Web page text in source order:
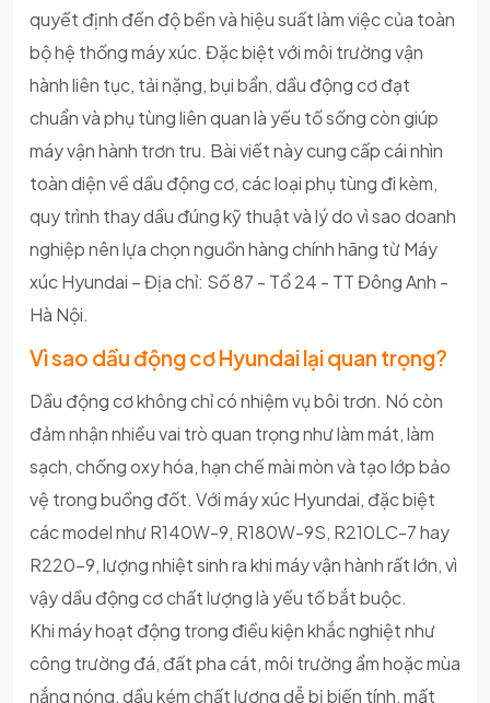
quyết định đến độ bền và hiệu suất làm việc của toàn
bộ hệ thống máy xúc. Đặc biệt với môi trường vận
hành liên tục, tải nặng, bụi bẩn, dầu động cơ đạt
chuẩn và phụ tùng liên quan là yếu tố sống còn giúp
máy vận hành trơn tru. Bài viết này cung cấp cái nhìn
toàn diện về dầu động cơ, các loại phụ tùng đi kèm,
quy trình thay dầu đúng kỹ thuật và lý do vì sao doanh
nghiệp nên lựa chọn nguồn hàng chính hãng từ Máy
xúc Hyundai – Địa chỉ: Số 87 - Tổ 24 - TT Đông Anh -
Hà Nội.
Vì sao dầu động cơ Hyundai lại quan trọng?
Dầu động cơ không chỉ có nhiệm vụ bôi trơn. Nó còn
đảm nhận nhiều vai trò quan trọng như làm mát, làm
sạch, chống oxy hóa, hạn chế mài mòn và tạo lớp bảo
vệ trong buồng đốt. Với máy xúc Hyundai, đặc biệt
các model như R140W-9, R180W-9S, R210LC-7 hay
R220-9, lượng nhiệt sinh ra khi máy vận hành rất lớn, vì
vậy dầu động cơ chất lượng là yếu tố bắt buộc.
Khi máy hoạt động trong điều kiện khắc nghiệt như
công trường đá, đất pha cát, môi trường ẩm hoặc mùa
nắng nóng, dầu kém chất lượng dễ bị biến tính, mất